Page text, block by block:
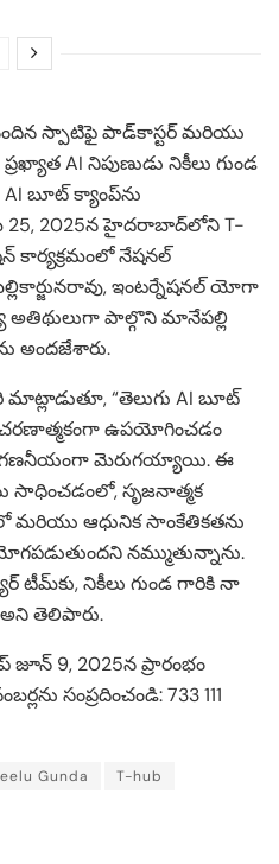
స్పాటిఫై పాడ్‌కాస్టర్ మరియు
AI నిపుణుడు నికీలు గుండ
బూట్ క్యాంప్‌ను
25, 2025న హైదరాబాద్‌లోని T-
కార్యక్రమంలో నేషనల్
ఇంటర్నేషనల్ యోగా
పాల్గొని మానేపల్లి
అందజేశారు.
“తెలుగు AI బూట్
ఉపయోగించడం
గణనీయంగా మెరుగయ్యాయి. ఈ
సాధించడంలో, సృజనాత్మక
మరియు ఆధునిక సాంకేతికతను
నమ్ముతున్నాను.
టీమ్‌కు, నికీలు గుండ గారికి నా
తెలిపారు.
జూన్ 9, 2025న ప్రారంభం
సంప్రదించండి: 733 111
Gunda
T-hub